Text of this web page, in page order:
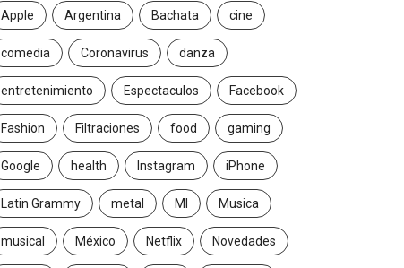
Apple Argentina Bachata cine
comedia Coronavirus danza
entretenimiento Espectaculos Facebook
Fashion Filtraciones food gaming
Google health Instagram iPhone
Latin Grammy metal MI Musica
musical México Netflix Novedades